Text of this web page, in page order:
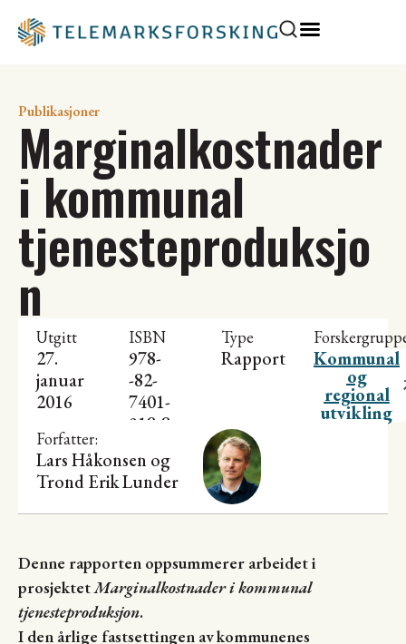
Publikasjoner
Marginalkostnader
i kommunal
tjenesteproduksjo
n
Utgitt
27.
januar
2016
ISBN
978-
-82-
7401-
918-8
Type
Rapport Kommunal
og
regional
utvikling
Forfatter:
Lars Håkonsen og
Trond Erik Lunder
Denne rapporten oppsummerer arbeidet i
prosjektetMarginalkostnader i kommunal
tjenesteproduksjon.
I den årlige fastsettingen av kommunenes